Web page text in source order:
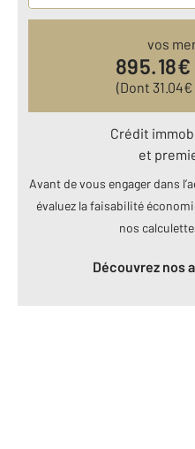
vos
895.18€
(Dont 31.04€
Crédit
et
Avant de vous engager dans
évaluez la faisabilité
nos
Découvrez